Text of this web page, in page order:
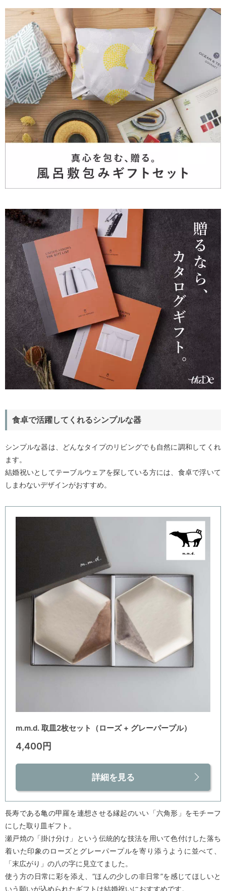
食卓で活躍してくれるシンプルな器
シンプルな器は、どんなタイプのリビングでも自然に調和してくれ
ます。
結婚祝いとしてテーブルウェアを探している方には、食卓で浮いて
しまわないデザインがおすすめ。
m.m.d. 取皿2枚セット（ローズ + グレーパープル）
4,400円
詳細を見る
長寿である亀の甲羅を連想させる縁起のいい「六角形」をモチーフ
にした取り皿ギフト。
瀬戸焼の「掛け分け」という伝統的な技法を用いて色付けした落ち
着いた印象のローズとグレーパープルを寄り添うように並べて、
「末広がり」の八の字に見立てました。
使う方の日常に彩を添え、“ほんの少しの非日常”を感じてほしいと
いう願いが込められたギフトは結婚祝いにおすすめです。